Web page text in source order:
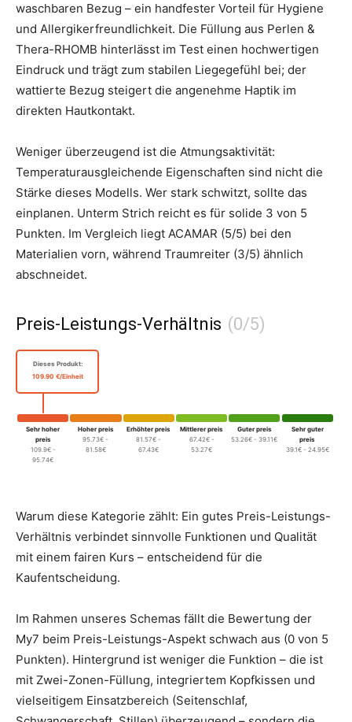
waschbaren Bezug – ein handfester Vorteil für Hygiene
und Allergikerfreundlichkeit. Die Füllung aus Perlen &
Thera-RHOMB hinterlässt im Test einen hochwertigen
Eindruck und trägt zum stabilen Liegegefühl bei; der
wattierte Bezug steigert die angenehme Haptik im
direkten Hautkontakt.
Weniger überzeugend ist die Atmungsaktivität:
Temperaturausgleichende Eigenschaften sind nicht die
Stärke dieses Modells. Wer stark schwitzt, sollte das
einplanen. Unterm Strich reicht es für solide 3 von 5
Punkten. Im Vergleich liegt ACAMAR (5/5) bei den
Materialien vorn, während Traumreiter (3/5) ähnlich
abschneidet.
Preis-Leistungs-Verhältnis
Dieses Produkt:
109.90 €/Einheit
Sehr hoher
preis
109.9€ -
95.74€
Hoher preis
95.73€ -
81.58€
Erhöhter preis
81.57€ -
67.43€
Mittlerer preis
67.42€ -
53.27€
Guter preis
53.26€ - 39.11€
Sehr guter
preis
39.1€ - 24.95€
Warum diese Kategorie zählt: Ein gutes Preis-Leistungs-
Verhältnis verbindet sinnvolle Funktionen und Qualität
mit einem fairen Kurs – entscheidend für die
Kaufentscheidung.
Im Rahmen unseres Schemas fällt die Bewertung der
My7 beim Preis-Leistungs-Aspekt schwach aus (0 von 5
Punkten). Hintergrund ist weniger die Funktion – die ist
mit Zwei-Zonen-Füllung, integriertem Kopfkissen und
vielseitigem Einsatzbereich (Seitenschlaf,